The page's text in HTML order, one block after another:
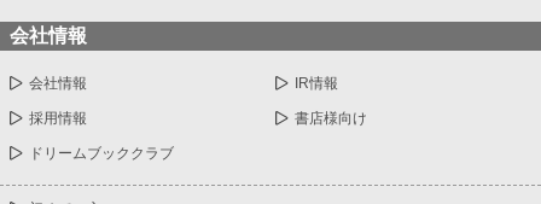
会社情報
会社情報 IR情報
採用情報 書店様向け
ドリームブッククラブ